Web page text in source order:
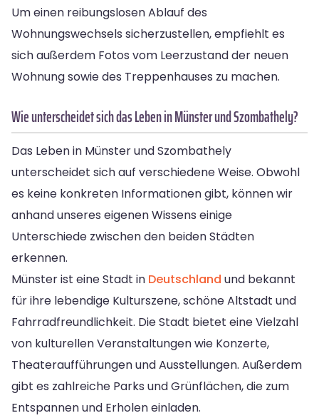
Um einen reibungslosen Ablauf des
Wohnungswechsels sicherzustellen, empfiehlt es
sich außerdem Fotos vom Leerzustand der neuen
Wohnung sowie des Treppenhauses zu machen.
Wie unterscheidet sich das Leben in Münster und Szombathely?
Das Leben in Münster und Szombathely
unterscheidet sich auf verschiedene Weise. Obwohl
es keine konkreten Informationen gibt, können wir
anhand unseres eigenen Wissens einige
Unterschiede zwischen den beiden Städten
erkennen.
Münster ist eine Stadt in Deutschland und bekannt
für ihre lebendige Kulturszene, schöne Altstadt und
Fahrradfreundlichkeit. Die Stadt bietet eine Vielzahl
von kulturellen Veranstaltungen wie Konzerte,
Theateraufführungen und Ausstellungen. Außerdem
gibt es zahlreiche Parks und Grünflächen, die zum
Entspannen und Erholen einladen.